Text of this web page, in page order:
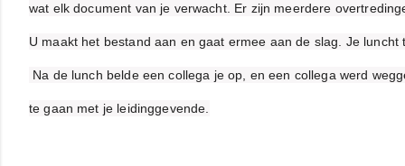
wat elk document van je verwacht. Er zijn meerdere
U maakt het bestand aan en gaat ermee aan de slag. Je luncht
Na de lunch belde een collega je op, en een collega werd
te gaan met je leidinggevende.